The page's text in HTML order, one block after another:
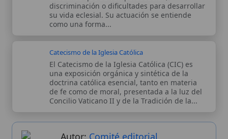
analíticas anónimas. LicenciaCC BY-SA(texto). Editado en
Valencia, España.ISSN: 3101-7339. Bajo el patrocinio de San
Carlo Acutis.
Sobre nosotros
Proceso editorial
Publicación seriada
Datos abiertos
Aviso legal
Categorias
Más visitados
Nuevas entradas
Cambios recientes
Kit de Prensa